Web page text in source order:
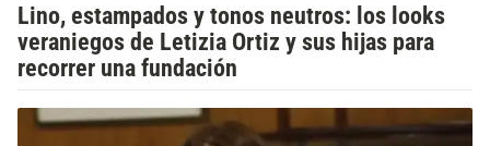
Lino, estampados y tonos neutros: los looks
veraniegos de Letizia Ortiz y sus hijas para
recorrer una fundación